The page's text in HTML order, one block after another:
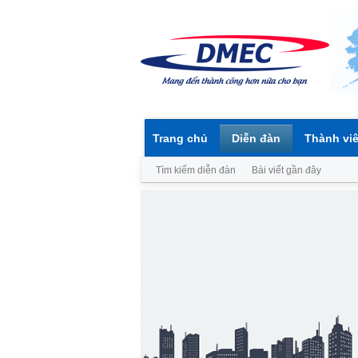
Trang chủ Diễn đàn
Tìm kiếm diễn đàn Bài viết gần đây
Thành